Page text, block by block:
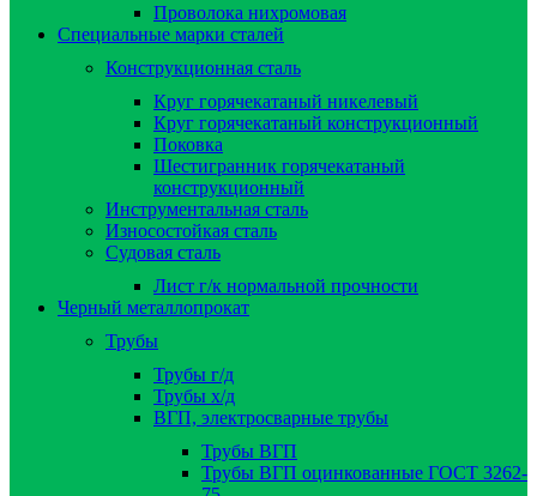
Проволока нихромовая
Специальные марки сталей
Конструкционная сталь
Круг горячекатаный никелевый
Круг горячекатаный конструкционный
Поковка
Шестигранник горячекатаный
конструкционный
Инструментальная сталь
Износостойкая сталь
Судовая сталь
Лист г/к нормальной прочности
Черный металлопрокат
Трубы
Трубы г/д
Трубы х/д
ВГП, электросварные трубы
Трубы ВГП
Трубы ВГП оцинкованные ГОСТ 3262-